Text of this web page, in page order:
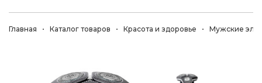
Главная Каталог товаров Красота и здоровье Мужские